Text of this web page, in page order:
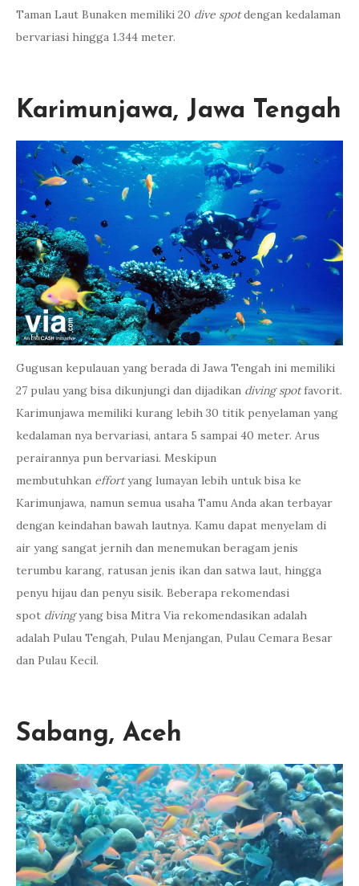
Taman Laut Bunaken memiliki 20 dive spotdengan kedalaman
bervariasi hingga 1.344 meter.
Karimunjawa, Jawa Tengah
Gugusan kepulauan yang berada di Jawa Tengah ini memiliki
27 pulau yang bisa dikunjungi dan dijadikan diving spotfavorit.
Karimunjawa memiliki kurang lebih 30 titik penyelaman yang
kedalaman nya bervariasi, antara 5 sampai 40 meter. Arus
perairannya pun bervariasi. Meskipun
membutuhkan effortyang lumayan lebih untuk bisa ke
Karimunjawa, namun semua usaha Tamu Anda akan terbayar
dengan keindahan bawah lautnya. Kamu dapat menyelam di
air yang sangat jernih dan menemukan beragam jenis
terumbu karang, ratusan jenis ikan dan satwa laut, hingga
penyu hijau dan penyu sisik. Beberapa rekomendasi
spot divingyang bisa Mitra Via rekomendasikan adalah
adalah Pulau Tengah, Pulau Menjangan, Pulau Cemara Besar
dan Pulau Kecil.
Sabang, Aceh